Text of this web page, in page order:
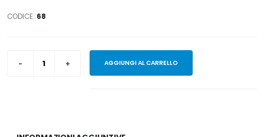
CODICE: 68
AGGIUNGI AL CARRELLO